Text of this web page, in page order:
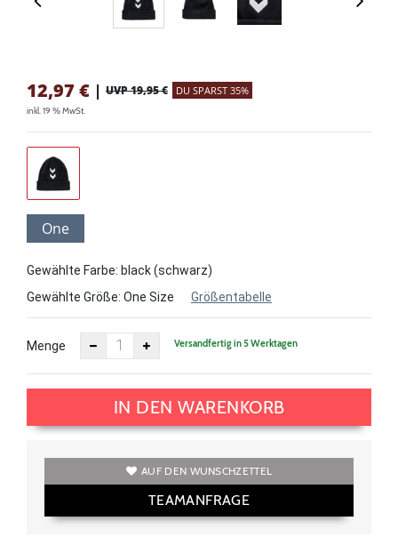
12,97 € | UVP 19,95 € DU SPARST 35%
inkl. 19 % MwSt.
One
Gewählte Farbe: black (schwarz)
Gewählte Größe: One Size Größentabelle
Menge Versandfertig in 5 Werktagen
IN DEN WARENKORB
AUF DEN WUNSCHZETTEL
TEAMANFRAGE